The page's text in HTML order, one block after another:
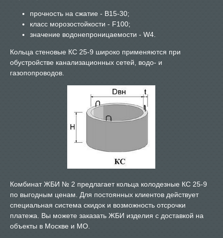
прочность на сжатие - В15-30;
класс морозостойкости - F100;
значение водонепроницаемости - W4.
Кольца стеновые КС 25-9 широко применяются при
обустройстве канализационных сетей, водо- и
газопопроводов.
Комбинат ЖБИ № 2 предлагает кольца колодезные КС 25-9
по выгодным ценам. Для постоянных клиентов действует
специальная система скидок и возможность отсрочки
платежа. Вы можете заказать ЖБИ изделия с доставкой на
объекты в Москве и МО.